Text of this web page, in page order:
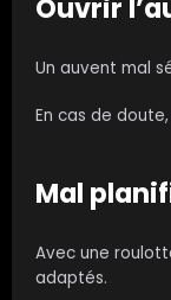
Ouvrir
Un auvent mal
En cas de
Mal
Avec une
adaptés.